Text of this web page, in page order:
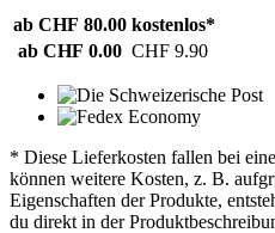
ab CHF 80.00 kostenlos*
ab CHF 0.00 CHF 9.90
* Diese Lieferkosten fallen bei
können weitere Kosten, z. B.
Eigenschaften der Produkte,
du direkt in der